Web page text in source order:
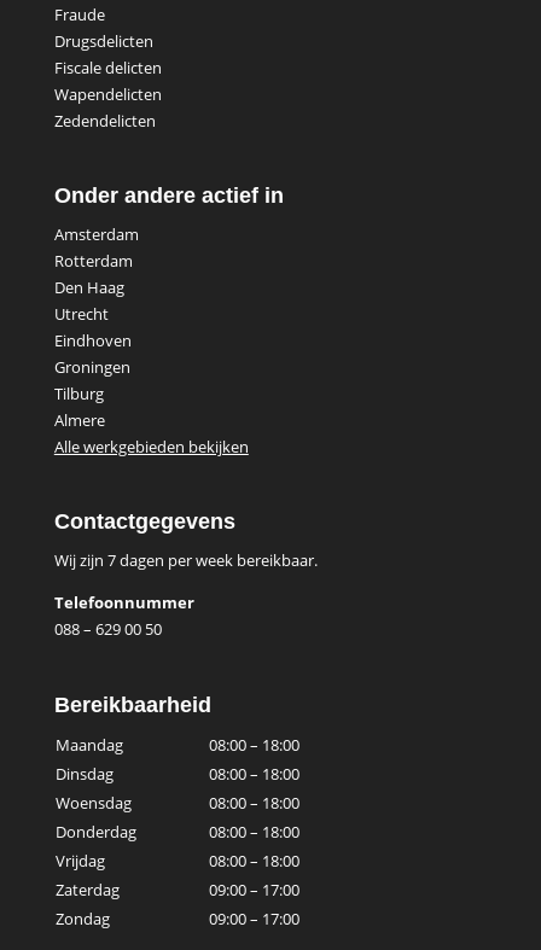
Fraude
Drugsdelicten
Fiscale delicten
Wapendelicten
Zedendelicten
Onder andere actief in
Amsterdam
Rotterdam
Den Haag
Utrecht
Eindhoven
Groningen
Tilburg
Almere
Alle werkgebieden bekijken
Contactgegevens
Wij zijn 7 dagen per week bereikbaar.
Telefoonnummer
088 – 629 00 50
Bereikbaarheid
Maandag
08:00 – 18:00
Dinsdag
08:00 – 18:00
Woensdag
08:00 – 18:00
Donderdag
08:00 – 18:00
Vrijdag
08:00 – 18:00
Zaterdag
09:00 – 17:00
Zondag
09:00 – 17:00